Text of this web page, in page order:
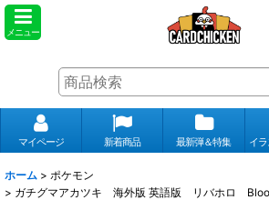
メニュー
マイページ 新着商品 最新弾＆特集 イ
ホーム > ポケモン
> ガチグマアカツキ 海外版 英語版 リバホロ